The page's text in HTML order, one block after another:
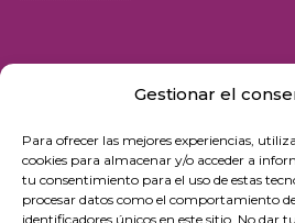
Gestionar el
Para ofrecer las mejores experiencias,
cookies para almacenar y/o acceder a
tu consentimiento para el uso de estas
procesar datos como el comportamiento
identificadores únicos en este sitio. No dar
© 2026 Fundació iSocial
Pribatutasun-politika